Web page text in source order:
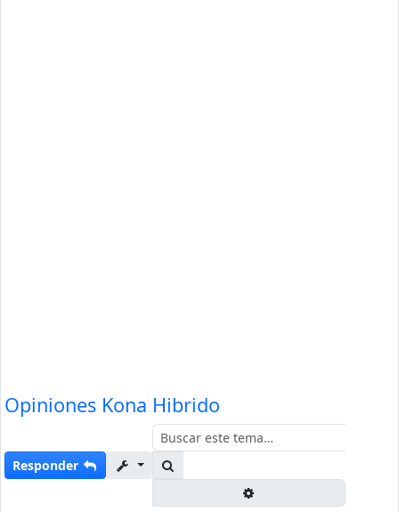
Opiniones Kona Hibrido
Responder